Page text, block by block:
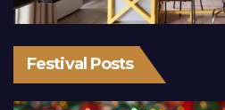
Festival Posts